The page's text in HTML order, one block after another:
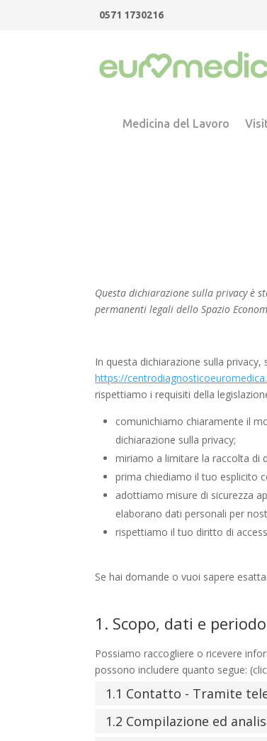
0571 1730216
Medicina del Lavoro
Questa dichiarazione sulla privacy è
permanenti legali dello Spazio
In questa dichiarazione sulla
https://
rispettiamo i requisiti della
comunichiamo chiaramente il
dichiarazione sulla privacy;
miriamo a limitare la raccolta di
prima chiediamo il tuo esplicito
adottiamo misure di sicurezza
elaborano dati personali per
rispettiamo il tuo diritto di
Se hai domande o vuoi sapere
1. Scopo, dati e
Possiamo raccogliere o ricevere
possono includere quanto segue:
1.1 Contatto - Tramite
1.2 Compilazione ed